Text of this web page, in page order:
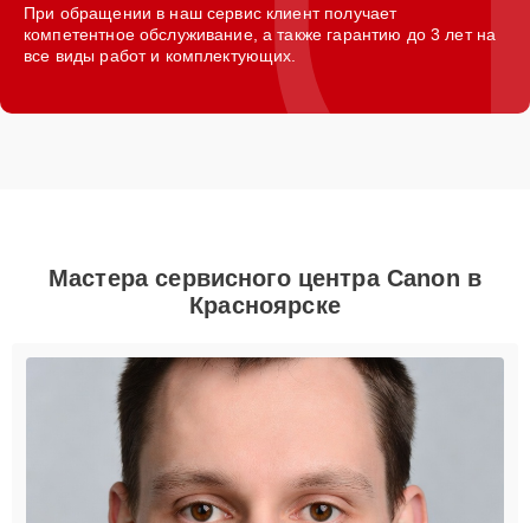
При обращении в наш сервис клиент получает
компетентное обслуживание, а также гарантию до 3 лет на
все виды работ и комплектующих.
Мастера сервисного центра Canon в
Красноярске